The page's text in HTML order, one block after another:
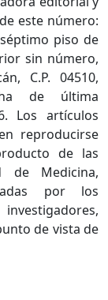
este número:
piso de
sin número,
C.P. 04510,
de última
Los artículos
reproducirse
de las
de Medicina,
por los
de vista de